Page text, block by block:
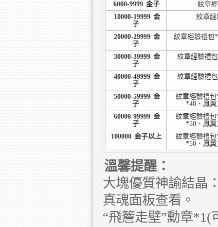
6000-9999 金子
紋章
10000-19999 金
子
紋章經
20000-29999 金
子
紋章經驗禮包
30000-39999 金
子
紋章經驗禮
40000-49999 金
子
紋章經驗禮
50000-59999 金
子
紋章經驗禮
*40、鳳
60000-99999 金
子
紋章經驗禮
*50、鳳
100000 金子以上
紋章經驗禮
*50、鳳
溫馨提醒：
大塊優質神諭結晶
真魂面板查看。
“飛簷走壁”勳章